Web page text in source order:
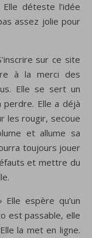
Elle déteste l’idée
assez jolie pour
sur ce site
à la merci des
Elle se sert un
perdre. Elle a déjà
les rougir, secoue
et allume sa
toujours jouer
et mettre du
espère qu’un
est passable, elle
la met en ligne.